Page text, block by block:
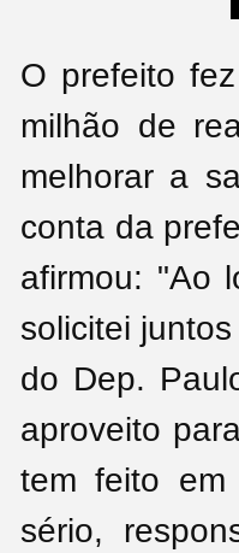
O prefeito
milhão de
melhorar a
conta da
afirmou: "Ao
solicitei
do Dep.
aproveito
tem feito em
sério,